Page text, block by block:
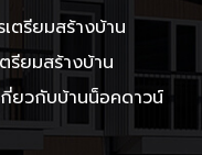
ตรียมสร้างบ้าน
รียมสร้างบ้าน
กี่ยวกับบ้านน็อคดาวน์